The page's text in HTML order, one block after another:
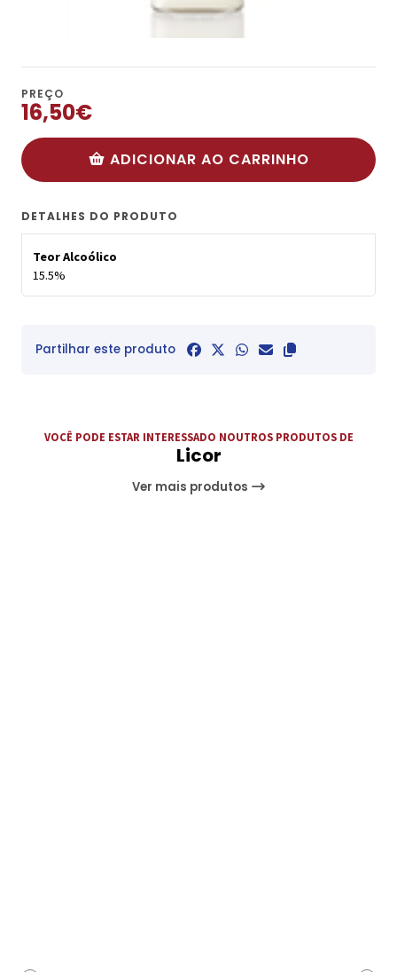
PREÇO
16,50€
ADICIONAR AO CARRINHO
DETALHES DO PRODUTO
Teor Alcoólico
15.5%
Partilhar este produto
VOCÊ PODE ESTAR INTERESSADO NOUTROS PRODUTOS DE
Licor
Ver mais produtos